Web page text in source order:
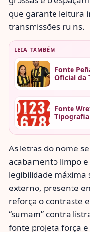
que garante leitura
transmissões ruins.
LEIA TAMBÉM
Fonte
Oficial da
Fonte
Tipografia
As letras do nome
acabamento limpo
legibilidade máxima
externo, presente
reforça o contraste
“sumam” contra
fonte projeta força